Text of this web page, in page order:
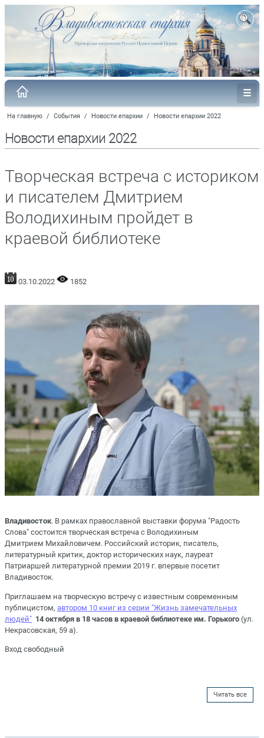
На главную / События / Новости епархии / Новости епархии 2022
Новости епархии 2022
Творческая встреча с историком
и писателем Дмитрием
Володихиным пройдет в
краевой библиотеке
03.10.2022 1852
Владивосток. В рамках православной выставки форума "Радость
Слова" состоится творческая встреча с Володихиным
Дмитрием Михайловичем. Российский историк, писатель,
литературный критик, доктор исторических наук, лауреат
Патриаршей литературной премии 2019 г. впервые посетит
Владивосток.
Приглашаем на творческую встречу с известным современным
публицистом, автором 10 книг из серии "Жизнь замечательных
людей" 14 октября в 18 часов в краевой библиотеке им. Горького (ул.
Некрасовская, 59 а).
Вход свободный
Читать все